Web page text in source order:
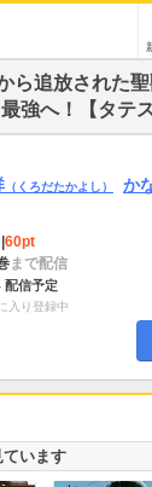
ら追放された
最強へ！【タ
（くろだたかよし） か
60pt
まで配信
配信予定
入り登録中
います